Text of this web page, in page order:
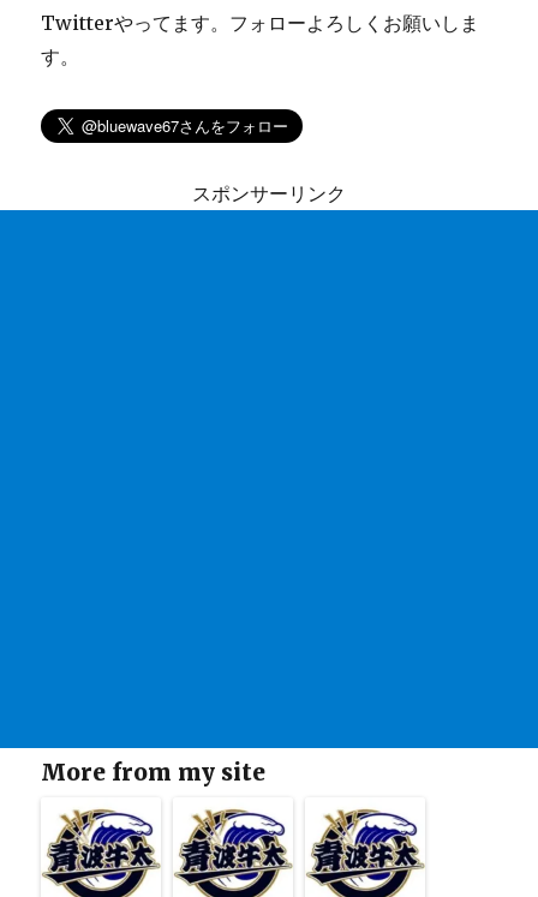
Twitterやってます。フォローよろしくお願いしま
す。
スポンサーリンク
More from my site